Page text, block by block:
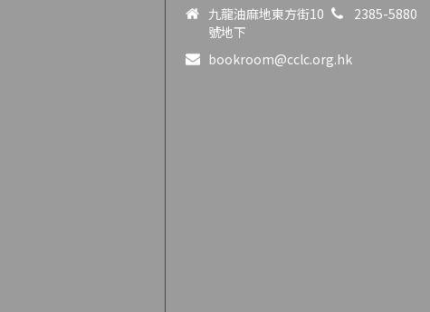
九龍油麻地東方街10
號地下
2385-5880
bookroom@cclc.org.hk